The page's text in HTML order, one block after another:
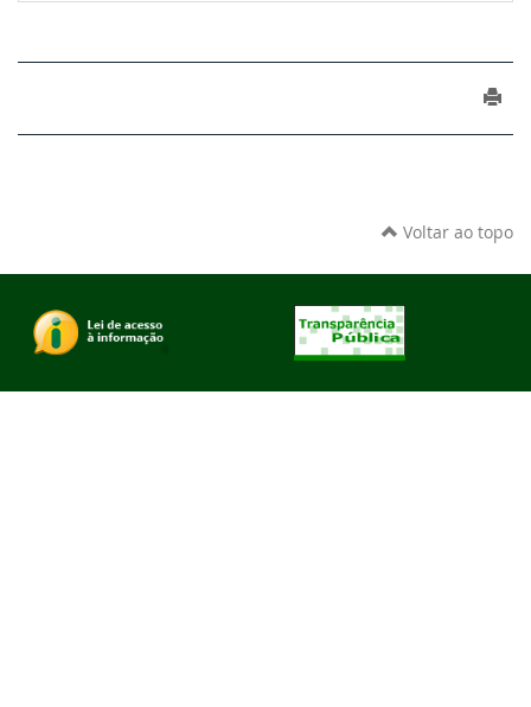
Voltar ao topo